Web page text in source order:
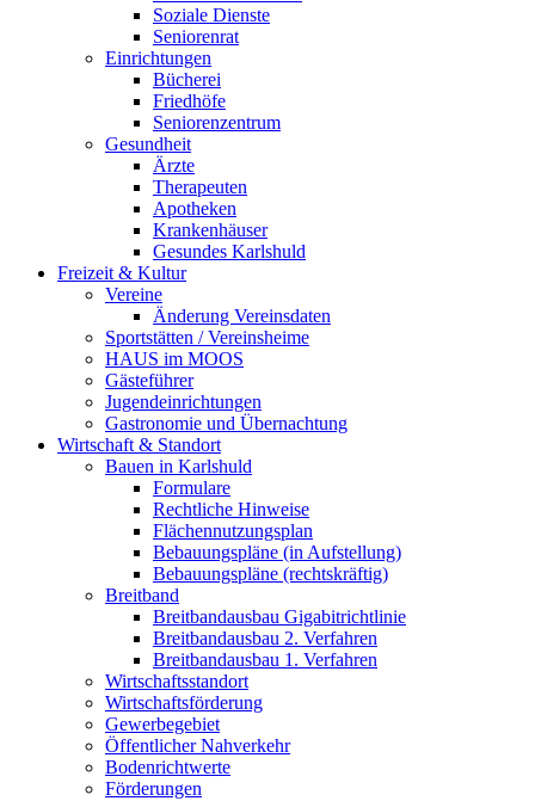
Soziale Dienste
Seniorenrat
Einrichtungen
Bücherei
Friedhöfe
Seniorenzentrum
Gesundheit
Ärzte
Therapeuten
Apotheken
Krankenhäuser
Gesundes Karlshuld
Freizeit & Kultur
Vereine
Änderung Vereinsdaten
Sportstätten / Vereinsheime
HAUS im MOOS
Gästeführer
Jugendeinrichtungen
Gastronomie und Übernachtung
Wirtschaft & Standort
Bauen in Karlshuld
Formulare
Rechtliche Hinweise
Flächennutzungsplan
Bebauungspläne (in Aufstellung)
Bebauungspläne (rechtskräftig)
Breitband
Breitbandausbau Gigabitrichtlinie
Breitbandausbau 2. Verfahren
Breitbandausbau 1. Verfahren
Wirtschaftsstandort
Wirtschaftsförderung
Gewerbegebiet
Öffentlicher Nahverkehr
Bodenrichtwerte
Förderungen